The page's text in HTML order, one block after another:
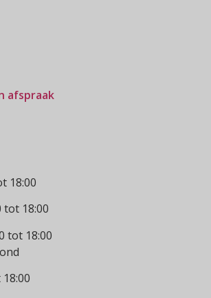
afspraak
18:00
tot 18:00
tot 18:00